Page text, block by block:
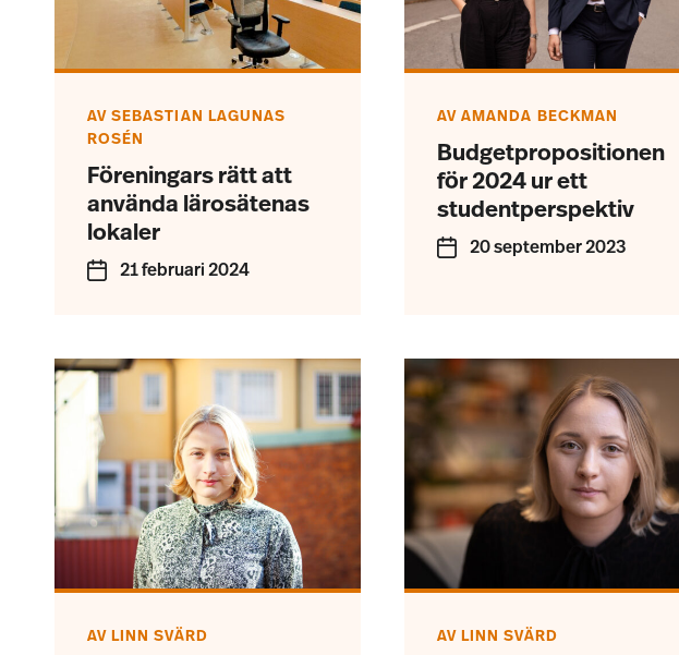
AVSEBASTIAN LAGUNAS
ROSÉN
Föreningars rätt att
använda lärosätenas
lokaler
21 februari 2024
AVAMANDA BECKMAN
Budgetpropositionen
för 2024 ur ett
studentperspektiv
20 september 2023
AV LINN SVÄRD AV LINN SVÄRD